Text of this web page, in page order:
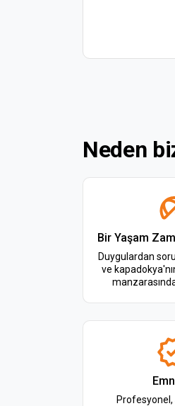
Neden
Bir Yaşam
Duygulardan
ve
Profesyonel,